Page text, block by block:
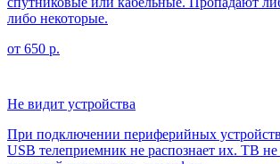
либо некоторые.
от 650 р.
Не видит устройства
При подключении периферийных
USB телеприемник не распознает их. ТВ